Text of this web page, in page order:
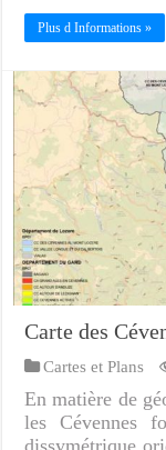
Plus d Informations »
Carte des
Cartes et Plans
En matière de
les Cévennes